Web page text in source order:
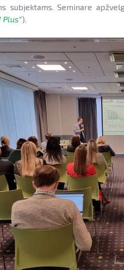
Seminare
Plus“).